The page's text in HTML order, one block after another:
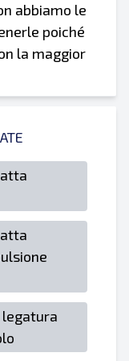
abbiamo le
poiché
la maggior
legatura